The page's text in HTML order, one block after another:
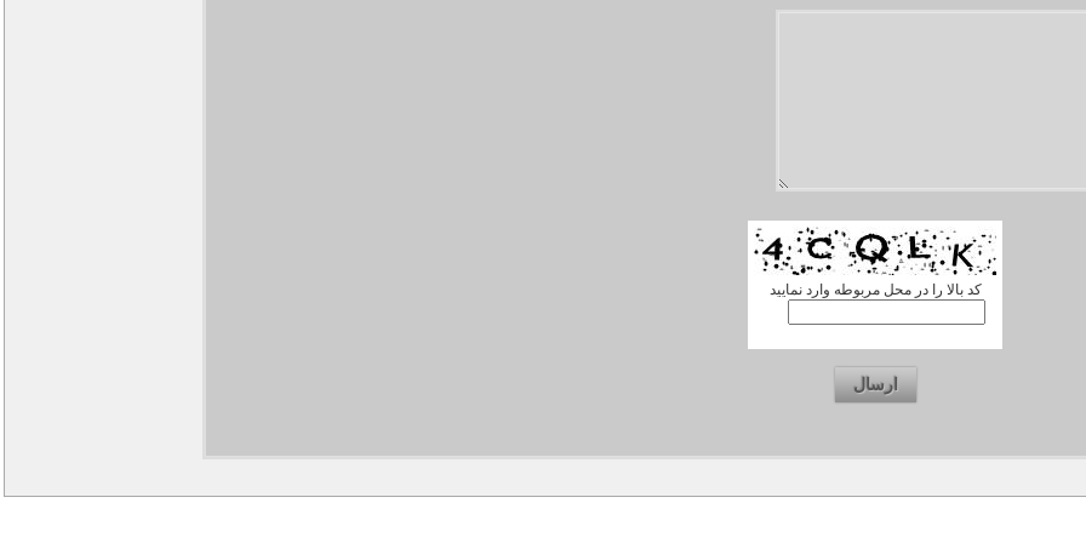
کد بالا را در محل مربوطه وارد نمایید
ارسال